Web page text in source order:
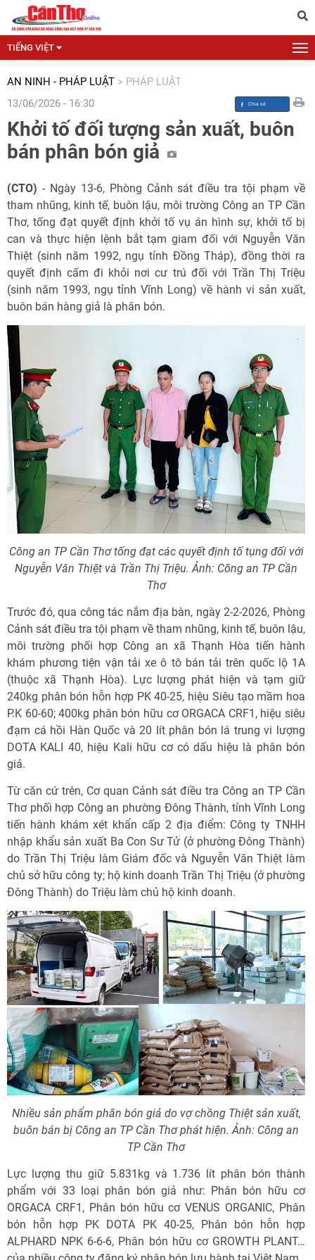
TIẾNG VIỆT
AN NINH - PHÁP LUẬT > PHÁP LUẬT
13/06/2026 - 16:30
Khởi tố đối tượng sản xuất, buôn
bán phân bón giả
(CTO) - Ngày 13-6, Phòng Cảnh sát điều tra tội phạm về
tham nhũng, kinh tế, buôn lậu, môi trường Công an TP Cần
Thơ, tống đạt quyết định khởi tố vụ án hình sự, khởi tố bị
can và thực hiện lệnh bắt tạm giam đối với Nguyễn Văn
Thiệt (sinh năm 1992, ngụ tỉnh Đồng Tháp), đồng thời ra
quyết định cấm đi khỏi nơi cư trú đối với Trần Thị Triệu
(sinh năm 1993, ngụ tỉnh Vĩnh Long) về hành vi sản xuất,
buôn bán hàng giả là phân bón.
Công an TP Cần Thơ tống đạt các quyết định tố tụng đối với
Nguyễn Văn Thiệt và Trần Thị Triệu. Ảnh: Công an TP Cần
Thơ
Trước đó, qua công tác nắm địa bàn, ngày 2-2-2026, Phòng
Cảnh sát điều tra tội phạm về tham nhũng, kinh tế, buôn lậu,
môi trường phối hợp Công an xã Thạnh Hòa tiến hành
khám phương tiện vận tải xe ô tô bán tải trên quốc lộ 1A
(thuộc xã Thạnh Hòa). Lực lượng phát hiện và tạm giữ
240kg phân bón hỗn hợp PK 40-25, hiệu Siêu tạo mầm hoa
P.K 60-60; 400kg phân bón hữu cơ ORGACA CRF1, hiệu siêu
đạm cá hồi Hàn Quốc và 20 lít phân bón lá trung vi lượng
DOTA KALI 40, hiệu Kali hữu cơ có dấu hiệu là phân bón
giả.
Từ căn cứ trên, Cơ quan Cảnh sát điều tra Công an TP Cần
Thơ phối hợp Công an phường Đông Thành, tỉnh Vĩnh Long
tiến hành khám xét khẩn cấp 2 địa điểm: Công ty TNHH
nhập khẩu sản xuất Ba Con Sư Tử (ở phường Đông Thành)
do Trần Thị Triệu làm Giám đốc và Nguyễn Văn Thiệt làm
chủ sở hữu công ty; hộ kinh doanh Trần Thị Triệu (ở phường
Đông Thành) do Triệu làm chủ hộ kinh doanh.
Nhiều sản phẩm phân bón giả do vợ chồng Thiệt sản xuất,
buôn bán bị Công an TP Cần Thơ phát hiện. Ảnh: Công an
TP Cần Thơ
Lực lượng thu giữ 5.831kg và 1.736 lít phân bón thành
phẩm với 33 loại phân bón giả như: Phân bón hữu cơ
ORGACA CRF1, Phân bón hữu cơ VENUS ORGANIC, Phân
bón hỗn hợp PK DOTA PK 40-25, Phân bón hỗn hợp
ALPHARD NPK 6-6-6, Phân bón hữu cơ GROWTH PLANT…